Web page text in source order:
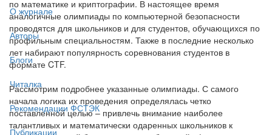
О журнале
Авторы
Блоги
Читалка
Рекомендации ФСТЭК
Публикации
по математике и криптографии. В настоящее время
аналогичные олимпиады по компьютерной безопасности
проводятся для школьников и для студентов, обучающихся по
профильным специальностям. Также в последние несколько
лет набирают популярность соревнования студентов в
формате CTF.
Рассмотрим подробнее указанные олимпиады. С самого
начала логика их проведения определялась четко
поставленной целью – привлечь внимание наиболее
талантливых и математически одаренных школьников к